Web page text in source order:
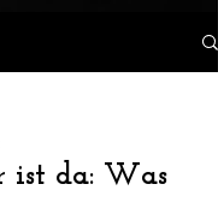
ist da: Was